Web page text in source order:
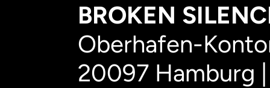
BROKEN
Oberhafen-
20097 Hamburg